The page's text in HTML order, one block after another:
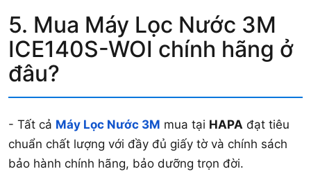
5. Mua Máy Lọc Nước 3M
ICE140S-WOI chính hãng ở
đâu?
- Tất cả Máy Lọc Nước 3M mua tại HAPA đạt tiêu
chuẩn chất lượng với đầy đủ giấy tờ và chính sách
bảo hành chính hãng, bảo dưỡng trọn đời.